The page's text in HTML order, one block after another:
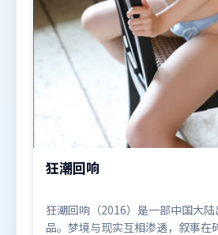
狂潮回响
狂潮回响（2016）是一部中国大
品。梦境与现实互相渗透，叙事在